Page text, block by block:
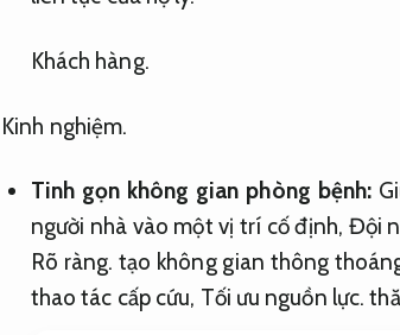
Khách hàng.
Kinh nghiệm.
Tinh gọn không gian phòng bệnh:
người nhà vào một vị trí cố định, Đội
Rõ ràng. tạo không gian thông
thao tác cấp cứu, Tối ưu nguồn lực.